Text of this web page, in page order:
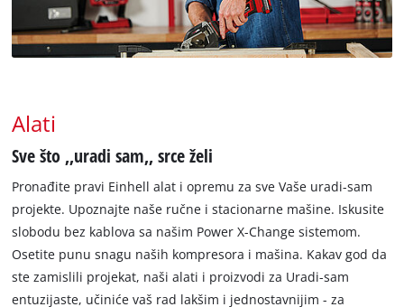
Alati
Sve što ‚‚uradi sam‚‚ srce želi
Pronađite pravi Einhell alat i opremu za sve Vaše uradi-sam
projekte. Upoznajte naše ručne i stacionarne mašine. Iskusite
slobodu bez kablova sa našim Power X-Change sistemom.
Osetite punu snagu naših kompresora i mašina. Kakav god da
ste zamislili projekat, naši alati i proizvodi za Uradi-sam
entuzijaste, učiniće vaš rad lakšim i jednostavnijim - za